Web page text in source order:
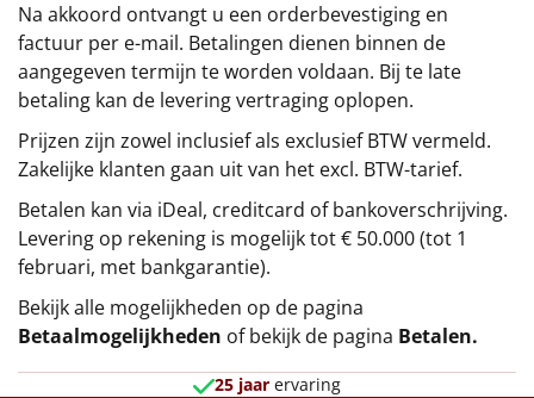
Na akkoord ontvangt u een orderbevestiging en
factuur per e-mail. Betalingen dienen binnen de
aangegeven termijn te worden voldaan. Bij te late
betaling kan de levering vertraging oplopen.
Prijzen zijn zowel inclusief als exclusief BTW vermeld.
Zakelijke klanten gaan uit van het excl. BTW-tarief.
Betalen kan via iDeal, creditcard of bankoverschrijving.
Levering op rekening is mogelijk tot € 50.000 (tot 1
februari, met bankgarantie).
Bekijk alle mogelijkheden op de pagina
Betaalmogelijkheden of bekijk de pagina Betalen.
25 jaar ervaring